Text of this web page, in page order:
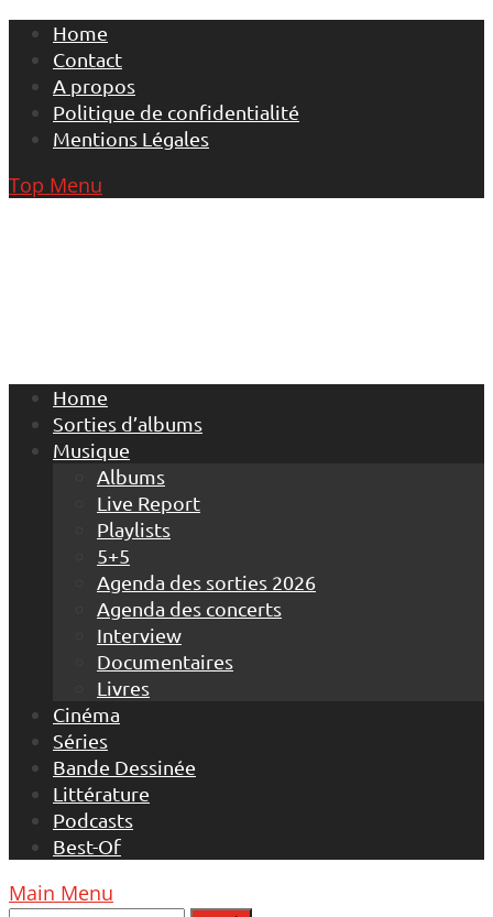
Skip
content
Home
Contact
A propos
Politique de confidentialité
Mentions Légales
Top Menu
Home
Sorties d’albums
Musique
Albums
Live Report
Playlists
5+5
Agenda des sorties 2026
Agenda des concerts
Interview
Documentaires
Livres
Cinéma
Séries
Bande Dessinée
Littérature
Podcasts
Best-Of
Main Menu